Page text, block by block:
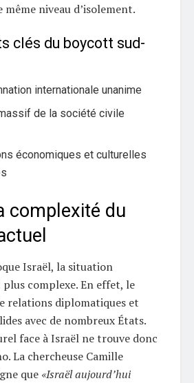
niveau d’isolement.
clés du boycott sud-
internationale unanime
de la société civile
économiques et culturelles
complexité du
Israël, la situation
complexe. En effet, le
relations diplomatiques et
avec de nombreux États.
face à Israël ne trouve donc
La chercheuse Camille
que «Israël aujourd’hui